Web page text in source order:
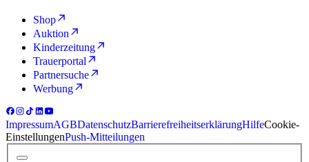
Shop
Auktion
Kinderzeitung
Trauerportal
Partnersuche
Werbung
ImpressumAGBDatenschutzBarrierefreiheitserklärungHilfeCookie-
EinstellungenPush-Mitteilungen